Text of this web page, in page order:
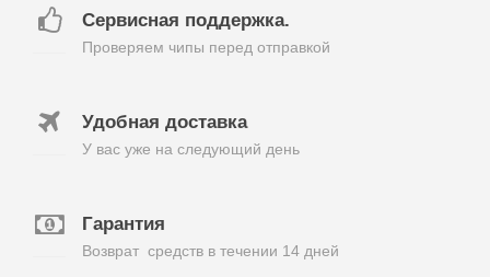
Сервисная поддержка.
Проверяем чипы перед отправкой
Удобная доставка
У вас уже на следующий день
Гарантия
Возврат средств в течении 14 дней